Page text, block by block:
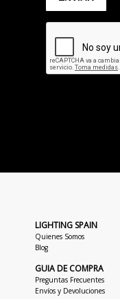
LIGHTING SPAIN
Quienes Somos
Blog
GUIA DE COMPRA
Preguntas Frecuentes
Envíos y Devoluciones